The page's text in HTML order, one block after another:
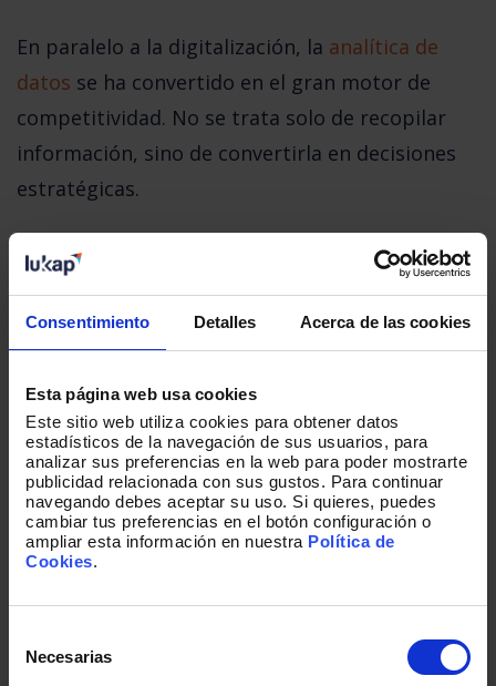
Consentimiento Detalles Acerca de las cookies
Esta página web usa cookies
Este sitio web utiliza cookies para obtener datos
estadísticos de la navegación de sus usuarios, para
analizar sus preferencias en la web para poder mostrarte
publicidad relacionada con sus gustos. Para continuar
navegando debes aceptar su uso. Si quieres, puedes
cambiar tus preferencias en el botón configuración o
ampliar esta información en nuestra Política de
Cookies.
Necesarias
En paralelo a la digitalización, la analítica de
datos se ha convertido en el gran motor de
competitividad. No se trata solo de recopilar
información, sino de convertirla en decisiones
estratégicas.
Con análisis predictivos, es posible detectar
riesgos en la cadena de suministro antes de que
impacten en el cliente, anticipar fallos
electrónicos en sistemas críticos o reasignar
recursos de forma más eficiente. En un sector
donde un retraso puede tener consecuencias
estratégicas, esta capacidad de anticipación es
diferencial.
analítica también permite
personalizar la